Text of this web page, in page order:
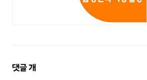
댓
댓글개